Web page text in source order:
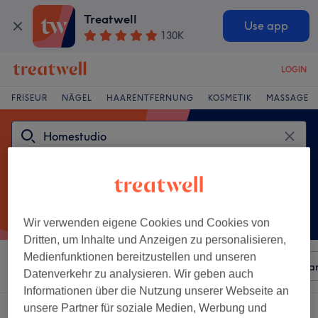
Treatwell
130K
Use app
LOGIN
FRISEUR NÄGEL HAARENTFERNUNG KOSMETIK MASSAGE
Sortieren nach Beliebiger Preis Besonderheiten
Ein Salon, der anbietet:
Wir verwenden eigene Cookies und Cookies von
Dritten, um Inhalte und Anzeigen zu personalisieren,
Medienfunktionen bereitzustellen und unseren
Datenverkehr zu analysieren. Wir geben auch
Informationen über die Nutzung unserer Webseite an
unsere Partner für soziale Medien, Werbung und